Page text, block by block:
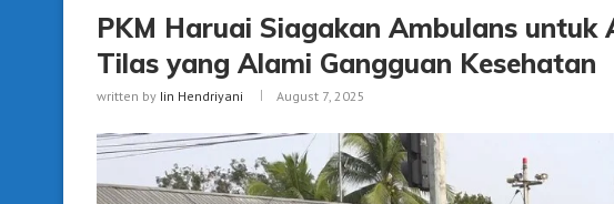
PKM Haruai Siagakan Ambulans
Tilas yang Alami Gangguan Kesehatan
written by Iin Hendriyani August 7, 2025